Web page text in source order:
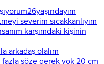
severim sıcakkanlıyım
karşımdaki kişinin
arkadaş olalım
söze gerek yok 20 cm